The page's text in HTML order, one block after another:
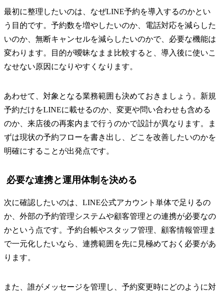
最初に整理したいのは、なぜLINE予約を導入するのかとい
う目的です。予約数を増やしたいのか、電話対応を減らした
いのか、無断キャンセルを減らしたいのかで、必要な機能は
変わります。目的が曖昧なまま比較すると、導入後に使いこ
なせない原因になりやすくなります。
あわせて、対象となる業務範囲も決めておきましょう。新規
予約だけをLINEに載せるのか、変更や問い合わせも含める
のか、来店後の再案内まで行うのかで設計が異なります。ま
ずは現状の予約フローを書き出し、どこを改善したいのかを
明確にすることが出発点です。
必要な連携と運用体制を決める
次に確認したいのは、LINE公式アカウント単体で足りるの
か、外部の予約管理システムや顧客管理との連携が必要なの
かという点です。予約台帳やスタッフ管理、顧客情報管理ま
で一元化したいなら、連携範囲を先に見極めておく必要があ
ります。
また、誰がメッセージを管理し、予約変更時にどのように対